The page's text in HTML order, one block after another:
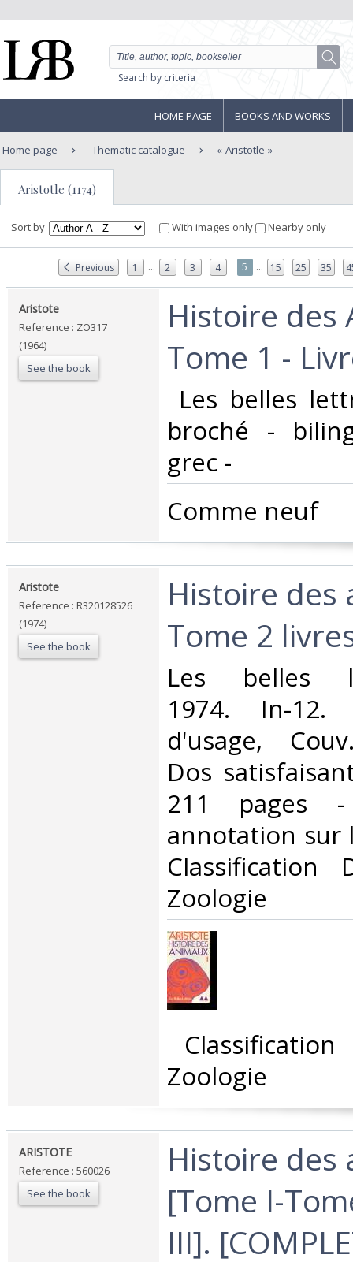
Search by criteria
HOME PAGE BOOKS AND WORKS
Home page Thematic catalogue Aristotle
Aristotle (1174)
Sort by With images only Nearby only
Previous 1 ... 2 3 4 5 ... 15 25 35
‎Aristote‎
Reference : ZO317
(1964)
See the book
‎Histoire des
Tome 1 -
Les belles
broché -
grec -‎
‎Comme neuf ‎
‎Aristote‎
Reference : R320128526
(1974)
See the book
‎Histoire des
Tome 2
‎Les belles
1974. In-12.
d'usage,
Dos
211 pages
annotation sur
Classification
Zoologie‎
Zoologie‎
‎ARISTOTE‎
Reference : 560026
See the book
‎Histoire des
[Tome I-
III].